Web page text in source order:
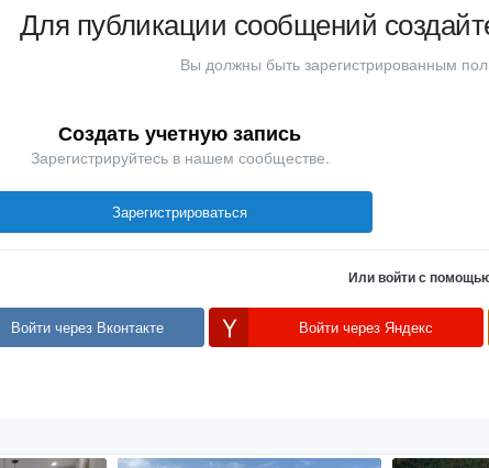
Для публикации сообщений
Вы должны быть зарегистрированным
Создать учетную запись
Зарегистрируйтесь в нашем сообществе.
Зарегистрироваться
Или войти с
Войти через Вконтакте Войти через Яндекс